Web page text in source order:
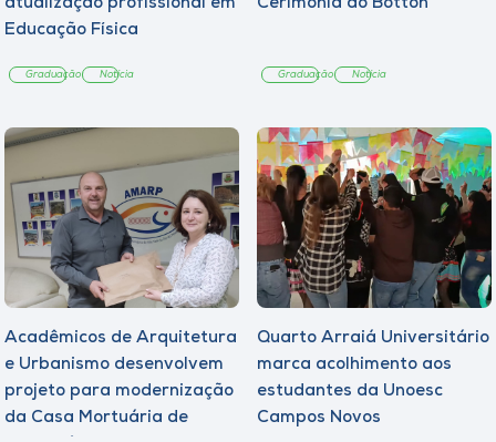
atualização profissional em
Educação Física
Graduação Notícia
Cerimônia do Botton
Graduação Notícia
Acadêmicos de Arquitetura
e Urbanismo desenvolvem
projeto para modernização
da Casa Mortuária de
Quarto Arraiá Universitário
marca acolhimento aos
estudantes da Unoesc
Campos Novos